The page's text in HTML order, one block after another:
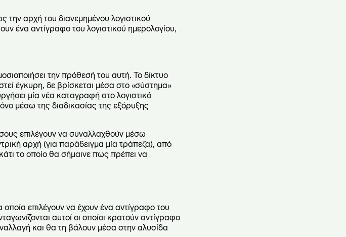
την αρχή του διανεμημένου λογιστικού
ένα αντίγραφο του λογιστικού ημερολογίου,
την πρόθεσή του αυτή. Το δίκτυο
έγκυρη, δε βρίσκεται μέσα στο «σύστημα»
μία νέα καταγραφή στο λογιστικό
μέσω της διαδικασίας της εξόρυξης
επιλέγουν να συναλλαχθούν μέσω
αρχή (για παράδειγμα μία τράπεζα), από
το οποίο θα σήμαινε πως πρέπει να
επιλέγουν να έχουν ένα αντίγραφο του
αυτοί οι οποίοι κρατούν αντίγραφο
και θα τη βάλουν μέσα στην αλυσίδα